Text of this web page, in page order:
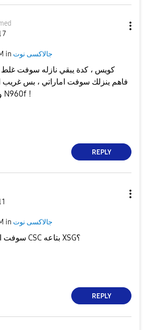
7
in جالاكسى نوت
كويس ، كدة يبقي نازله سوفت غلط
فاهم ينزلك سوفت اماراتي ، بس غريب
فيه N960n والهاتف N960f !
REPLY
in جالاكسى نوت
سوفت اماراتي الي هو يبقي CSC بتاعه XSG؟
REPLY